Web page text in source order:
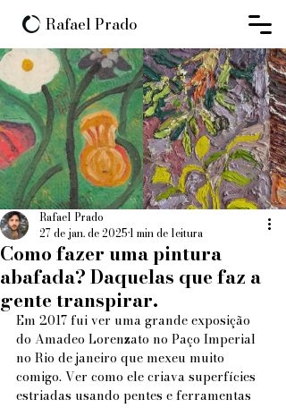
Rafael Prado
Como fazer uma pintura
abafada? Daquelas que faz a
gente transpirar.
Rafael Prado
27 de jan. de 20251 min de leitura
Em 2017 fui ver uma grande exposição
do Amadeo Lorenzato no Paço Imperial
no Rio de janeiro que mexeu muito
comigo. Ver como ele criava superfícies
estriadas usando pentes e ferramentas